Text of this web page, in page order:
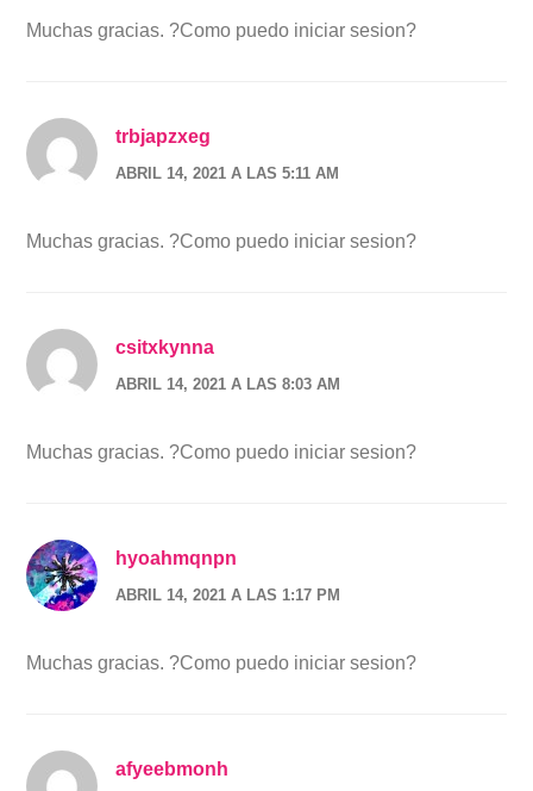
Muchas gracias. ?Como puedo iniciar sesion?
trbjapzxeg
ABRIL 14, 2021 A LAS 5:11 AM
Muchas gracias. ?Como puedo iniciar sesion?
csitxkynna
ABRIL 14, 2021 A LAS 8:03 AM
Muchas gracias. ?Como puedo iniciar sesion?
hyoahmqnpn
ABRIL 14, 2021 A LAS 1:17 PM
Muchas gracias. ?Como puedo iniciar sesion?
afyeebmonh